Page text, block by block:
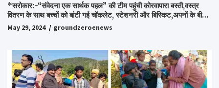
*सरोकार:-“संवेदना एक सार्थक पहल” की टीम पहुंची कोरवापारा बस्ती,वस्त्र
वितरण के साथ बच्चों को बांटी गई चॉकलेट, स्टेशनरी और बिस्किट,अपनों के बीच
अपनों को पाकर भाव विभोर हुए लोग,संवेदना समूह के संस्थापक स्व.विश्वबंधु को
किया गया याद,समाजसेवी और समूह के लोगों ने रखी अपनी राय,कहा स्व.शर्मा के
May 29, 2024 groundzeroenews